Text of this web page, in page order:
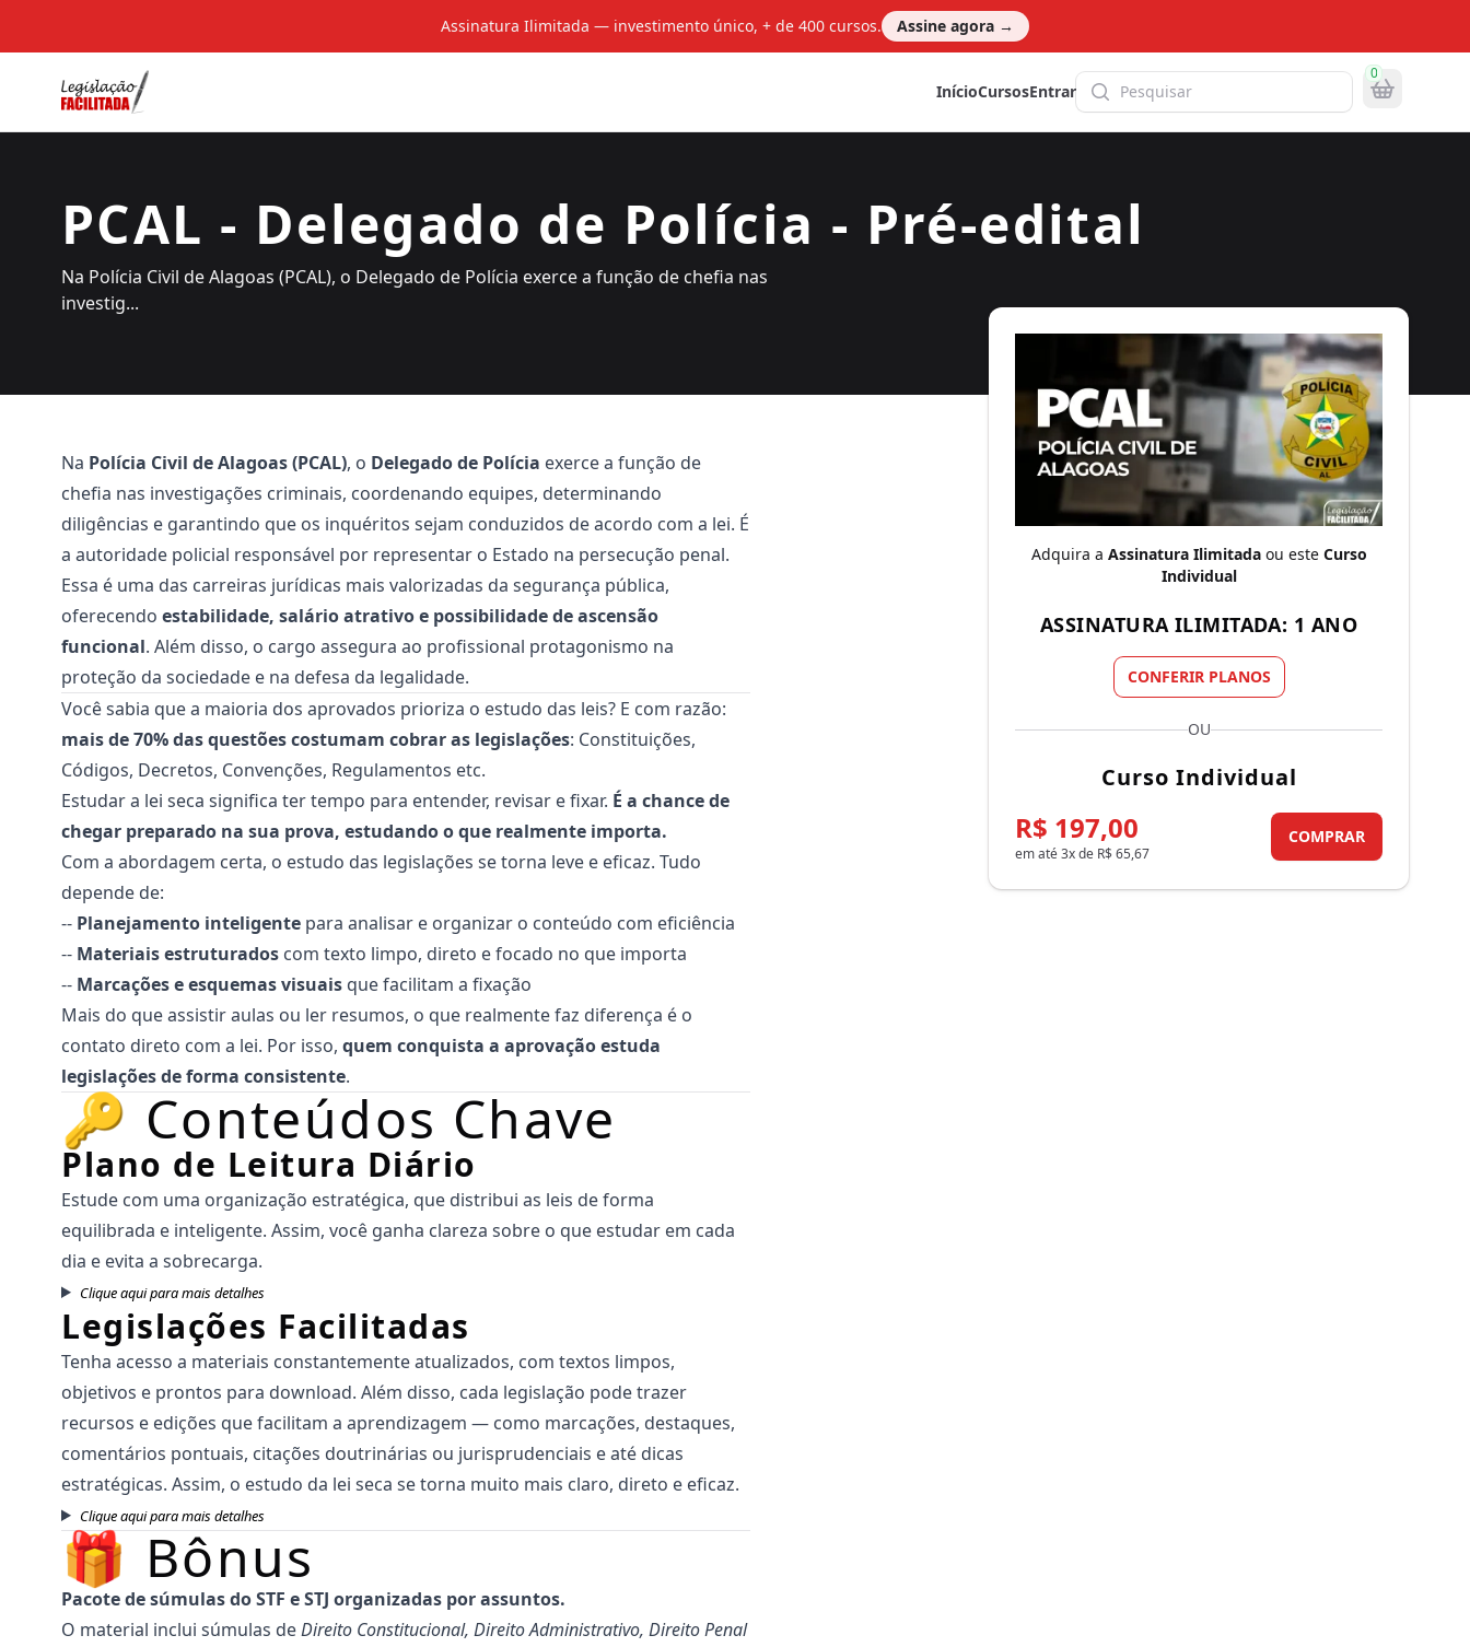
Assinatura Ilimitada — investimento único, + de 400 cursos. Assine agora →
InícioCursosEntrarPesquisa global 0
PCAL - Delegado de Polícia - Pré-edital
Na Polícia Civil de Alagoas (PCAL), o Delegado de Polícia exerce a função de chefia nas
investig...
Na Polícia Civil de Alagoas (PCAL), o Delegado de Polícia exerce a função de
chefia nas investigações criminais, coordenando equipes, determinando
diligências e garantindo que os inquéritos sejam conduzidos de acordo com a lei. É
a autoridade policial responsável por representar o Estado na persecução penal.
Essa é uma das carreiras jurídicas mais valorizadas da segurança pública,
oferecendo estabilidade, salário atrativo e possibilidade de ascensão
funcional. Além disso, o cargo assegura ao profissional protagonismo na
proteção da sociedade e na defesa da legalidade.
Você sabia que a maioria dos aprovados prioriza o estudo das leis? E com razão:
mais de 70% das questões costumam cobrar as legislações: Constituições,
Códigos, Decretos, Convenções, Regulamentos etc.
Estudar a lei seca significa ter tempo para entender, revisar e fixar. É a chance de
chegar preparado na sua prova, estudando o que realmente importa.
Com a abordagem certa, o estudo das legislações se torna leve e eficaz. Tudo
depende de:
-- Planejamento inteligente para analisar e organizar o conteúdo com eficiência
-- Materiais estruturados com texto limpo, direto e focado no que importa
-- Marcações e esquemas visuais que facilitam a fixação
Mais do que assistir aulas ou ler resumos, o que realmente faz diferença é o
contato direto com a lei. Por isso, quem conquista a aprovação estuda
legislações de forma consistente.
🔑 Conteúdos Chave
Plano de Leitura Diário
Estude com uma organização estratégica, que distribui as leis de forma
equilibrada e inteligente. Assim, você ganha clareza sobre o que estudar em cada
dia e evita a sobrecarga.
Clique aqui para mais detalhes
Legislações Facilitadas
Tenha acesso a materiais constantemente atualizados, com textos limpos,
objetivos e prontos para download. Além disso, cada legislação pode trazer
recursos e edições que facilitam a aprendizagem — como marcações, destaques,
comentários pontuais, citações doutrinárias ou jurisprudenciais e até dicas
estratégicas. Assim, o estudo da lei seca se torna muito mais claro, direto e eficaz.
Clique aqui para mais detalhes
🎁 Bônus
Pacote de súmulas do STF e STJ organizadas por assuntos.
O material inclui súmulas deDireito Constitucional, Direito Administrativo, Direito Penal
Adquira a Assinatura Ilimitadaou este Curso
Individual
ASSINATURA ILIMITADA: 1 ANO
CONFERIR PLANOS
OU
Curso Individual
R$ 197,00
em até 3x de R$ 65,67
COMPRAR